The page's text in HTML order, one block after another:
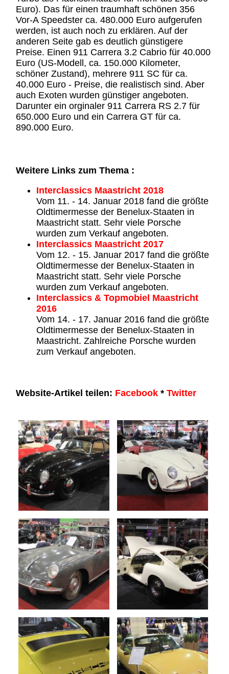
Euro). Das für einen traumhaft schönen 356
Vor-A Speedster ca. 480.000 Euro aufgerufen
werden, ist auch noch zu erklären. Auf der
anderen Seite gab es deutlich günstigere
Preise. Einen 911 Carrera 3.2 Cabrio für 40.000
Euro (US-Modell, ca. 150.000 Kilometer,
schöner Zustand), mehrere 911 SC für ca.
40.000 Euro - Preise, die realistisch sind. Aber
auch Exoten wurden günstiger angeboten.
Darunter ein orginaler 911 Carrera RS 2.7 für
650.000 Euro und ein Carrera GT für ca.
890.000 Euro.
Weitere Links zum Thema :
Interclassics Maastricht 2018
Vom 11. - 14. Januar 2018 fand die größte
Oldtimermesse der Benelux-Staaten in
Maastricht statt. Sehr viele Porsche
wurden zum Verkauf angeboten.
Interclassics Maastricht 2017
Vom 12. - 15. Januar 2017 fand die größte
Oldtimermesse der Benelux-Staaten in
Maastricht statt. Sehr viele Porsche
wurden zum Verkauf angeboten.
Interclassics & Topmobiel Maastricht
2016
Vom 14. - 17. Januar 2016 fand die größte
Oldtimermesse der Benelux-Staaten in
Maastricht. Zahlreiche Porsche wurden
zum Verkauf angeboten.
Website-Artikel teilen: Facebook *Twitter